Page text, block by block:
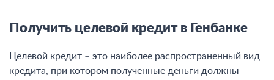
Получить целевой кредит в Генбанке
Целевой кредит – это наиболее распространенный вид
кредита, при котором полученные деньги должны